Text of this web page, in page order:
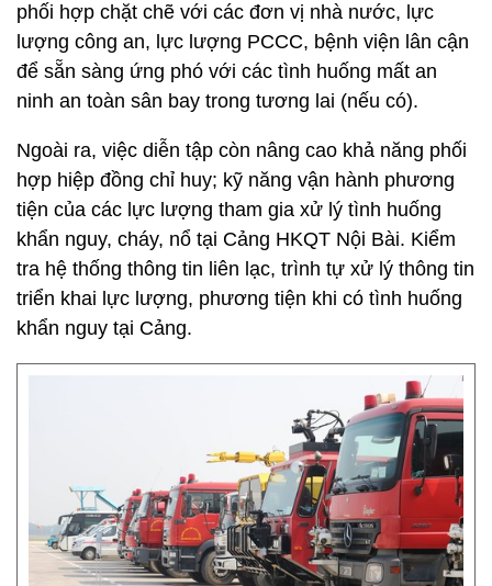
phối hợp chặt chẽ với các đơn vị nhà nước, lực
lượng công an, lực lượng PCCC, bệnh viện lân cận
để sẵn sàng ứng phó với các tình huống mất an
ninh an toàn sân bay trong tương lai (nếu có).
Ngoài ra, việc diễn tập còn nâng cao khả năng phối
hợp hiệp đồng chỉ huy; kỹ năng vận hành phương
tiện của các lực lượng tham gia xử lý tình huống
khẩn nguy, cháy, nổ tại Cảng HKQT Nội Bài. Kiểm
tra hệ thống thông tin liên lạc, trình tự xử lý thông tin
triển khai lực lượng, phương tiện khi có tình huống
khẩn nguy tại Cảng.